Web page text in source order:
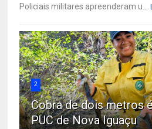
Policiais militares apreenderam u...
2
Cobra de dois metros
PUC de Nova Iguaçu